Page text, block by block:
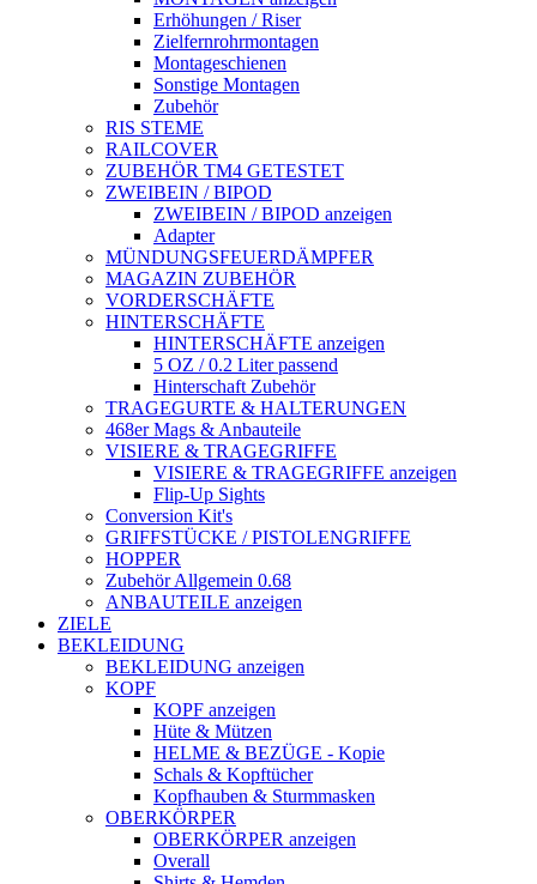
Erhöhungen / Riser
Zielfernrohrmontagen
Montageschienen
Sonstige Montagen
Zubehör
RIS STEME
RAILCOVER
ZUBEHÖR TM4 GETESTET
ZWEIBEIN / BIPOD
ZWEIBEIN / BIPOD anzeigen
Adapter
MÜNDUNGSFEUERDÄMPFER
MAGAZIN ZUBEHÖR
VORDERSCHÄFTE
HINTERSCHÄFTE
HINTERSCHÄFTE anzeigen
5 OZ / 0.2 Liter passend
Hinterschaft Zubehör
TRAGEGURTE & HALTERUNGEN
468er Mags & Anbauteile
VISIERE & TRAGEGRIFFE
VISIERE & TRAGEGRIFFE anzeigen
Flip-Up Sights
Conversion Kit's
GRIFFSTÜCKE / PISTOLENGRIFFE
HOPPER
Zubehör Allgemein 0.68
ANBAUTEILE anzeigen
ZIELE
BEKLEIDUNG
BEKLEIDUNG anzeigen
KOPF
KOPF anzeigen
Hüte & Mützen
HELME & BEZÜGE - Kopie
Schals & Kopftücher
Kopfhauben & Sturmmasken
OBERKÖRPER
OBERKÖRPER anzeigen
Overall